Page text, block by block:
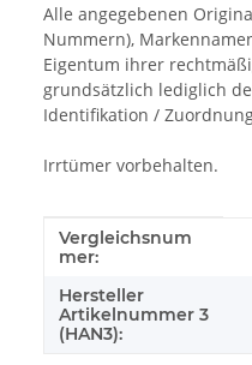
Alle angegebenen
Nummern),
Eigentum ihrer
grundsätzlich lediglich
Identifikation /
Irrtümer vorbehalten.
Produkteigenschaft
Wert
Vergleichsnum
mer:
Hersteller
Artikelnummer 3
(HAN3):